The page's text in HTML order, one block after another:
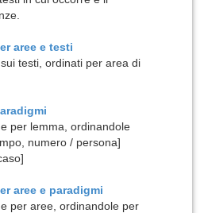
aree e testi
testi, ordinati per area di
per lemma, ordinandole
numero / persona]
aree e paradigmi
per aree, ordinandole per